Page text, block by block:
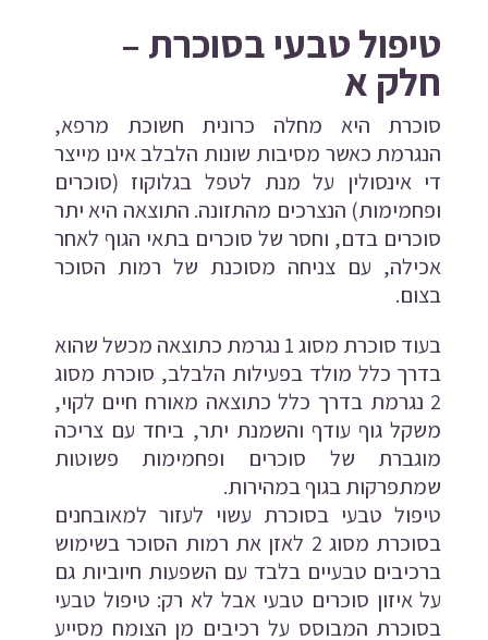
טיפול טבעי בסוכרת –
חלק א
סוכרת היא מחלה כרונית חשוכת מרפא,
הנגרמת כאשר מסיבות שונות הלבלב אינו מייצר
די אינסולין על מנת לטפל בגלוקוז (סוכרים
ופחמימות) הנצרכים מהתזונה. התוצאה היא יתר
סוכרים בדם, וחסר של סוכרים בתאי הגוף לאחר
אכילה, עם צניחה מסוכנת של רמות הסוכר
בצום.
בעוד סוכרת מסוג 1 נגרמת כתוצאה מכשל שהוא
בדרך כלל מולד בפעילות הלבלב, סוכרת מסוג
2 נגרמת בדרך כלל כתוצאה מאורח חיים לקוי,
משקל גוף עודף והשמנת יתר, ביחד עם צריכה
מוגברת של סוכרים ופחמימות פשוטות
שמתפרקות בגוף במהירות.
טיפול טבעי בסוכרת עשוי לעזור למאובחנים
בסוכרת מסוג 2 לאזן את רמות הסוכר בשימוש
ברכיבים טבעיים בלבד עם השפעות חיוביות גם
על איזון סוכרים טבעי אבל לא רק: טיפול טבעי
בסוכרת המבוסס על רכיבים מן הצומח מסייע